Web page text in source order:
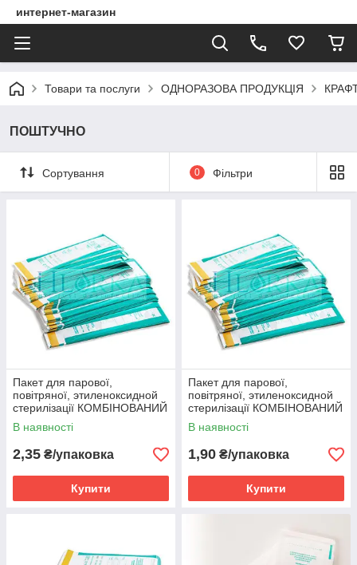
интернет-магазин
Товари та послуги ОДНОРАЗОВА ПРОДУКЦІЯ
ПОШТУЧНО
Сортування 0 Фільтри
Пакет для парової,
повітряної, этиленоксидной
стерилізації КОМБІНОВАНИЙ
75х150 (крафт) 1шт
В наявності
2,35 ₴/упаковка
Купити
Пакет для парової,
повітряної, этиленоксидной
стерилізації КОМБІНОВАНИЙ
60х100 (крафт) 1шт
В наявності
1,90 ₴/упаковка
Купити